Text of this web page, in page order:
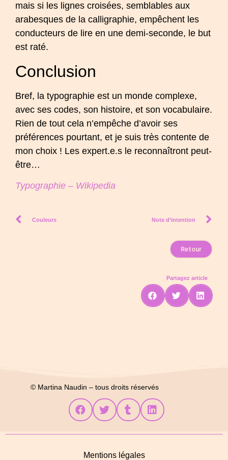
mais si les lignes croisées, semblables aux
arabesques de la calligraphie, empêchent les
conducteurs de lire en une demi-seconde, le but
est raté.
Conclusion
Bref, la typographie est un monde complexe,
avec ses codes, son histoire, et son vocabulaire.
Rien de tout cela n’empêche d’avoir ses
préférences pourtant, et je suis très contente de
mon choix ! Les expert.e.s le reconnaîtront peut-
être…
Typographie – Wikipedia
Couleurs Note d’intention
Retour
Partagez article
© Martina Naudin – tous droits réservés
Mentions légales